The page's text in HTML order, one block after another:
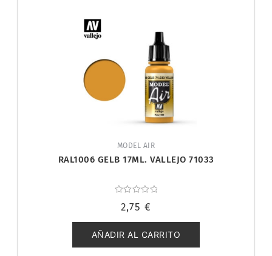
MODEL AIR
RAL1006 GELB 17ML. VALLEJO 71033
con
de
5
2,75 €
AÑADIR AL CARRITO